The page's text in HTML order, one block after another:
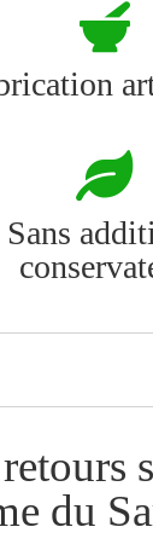


Sans
du